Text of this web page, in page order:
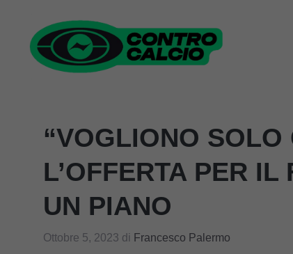
contenuto
“VOGLIONO SOLO
L’OFFERTA PER
UN PIANO
Ottobre 5, 2023 di Francesco Palermo